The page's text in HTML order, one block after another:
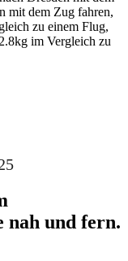
mit dem Zug fahren,
zu einem Flug,
im Vergleich zu
nah und fern.